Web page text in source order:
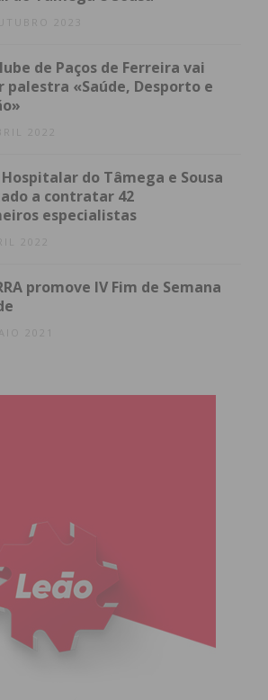
2023
de Paços de Ferreira vai
palestra «Saúde, Desporto e
2022
do Tâmega e Sousa
a contratar 42
especialistas
2022
promove IV Fim de Semana
2021